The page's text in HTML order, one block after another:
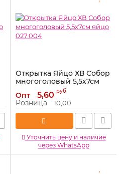
Открытка Яйцо ХВ Собор
многоголовый 5,5х7см
яйцо 027.004
Артикул: 027.004
Опт 5,60 руб
Розница 10,00
Уточнить цену и наличие
через WhatsApp